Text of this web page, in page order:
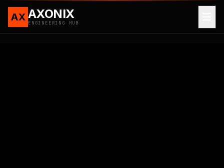
AX AXONIX
ENGINEERING HUB